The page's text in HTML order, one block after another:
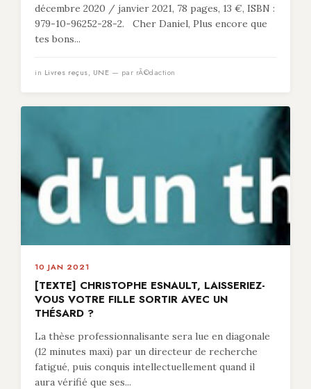
décembre 2020 / janvier 2021, 78 pages, 13 €, ISBN :
979-10-96252-28-2. Cher Daniel, Plus encore que
tes bons...
in Livres reçus, UNE — par rÃ©daction
10 JAN 2021
[TEXTE] CHRISTOPHE ESNAULT, LAISSERIEZ-
VOUS VOTRE FILLE SORTIR AVEC UN
THÉSARD ?
La thèse professionnalisante sera lue en diagonale
(12 minutes maxi) par un directeur de recherche
fatigué, puis conquis intellectuellement quand il
aura vérifié que ses...